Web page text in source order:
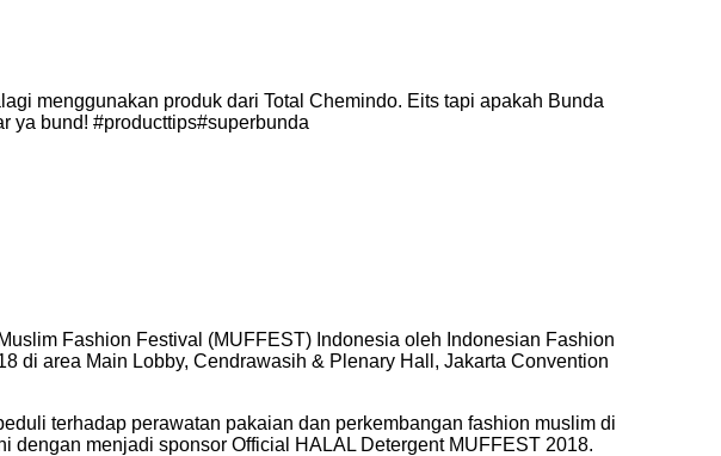
menggunakan produk dari Total Chemindo. Eits tapi apakah Bunda
ya bund! #producttips#superbunda
Fashion Festival (MUFFEST) Indonesia oleh Indonesian Fashion
di area Main Lobby, Cendrawasih & Plenary Hall, Jakarta Convention
terhadap perawatan pakaian dan perkembangan fashion muslim di
dengan menjadi sponsor Official HALAL Detergent MUFFEST 2018.